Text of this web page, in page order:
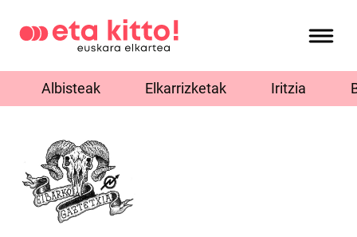
Albisteak Elkarrizketak Iritzia